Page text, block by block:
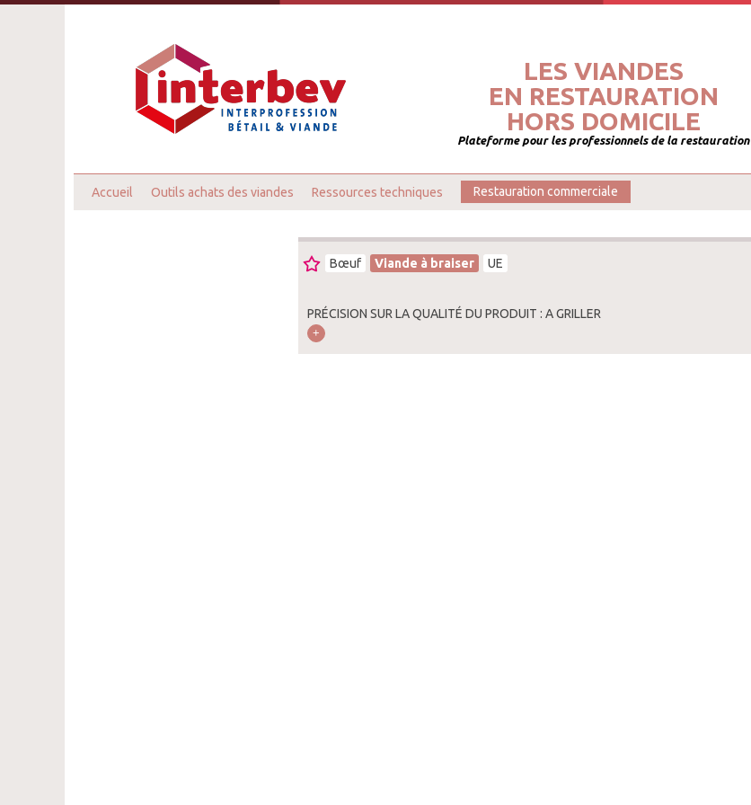
LES VIANDES
EN RESTAURATION
HORS DOMICILE
Plateforme pour les professionnels de la restauration
Accueil Outils achats des viandes Ressources techniques Restauration commerciale
Bœuf Viande à braiser UE
PRÉCISION SUR LA QUALITÉ DU PRODUIT : A GRILLER